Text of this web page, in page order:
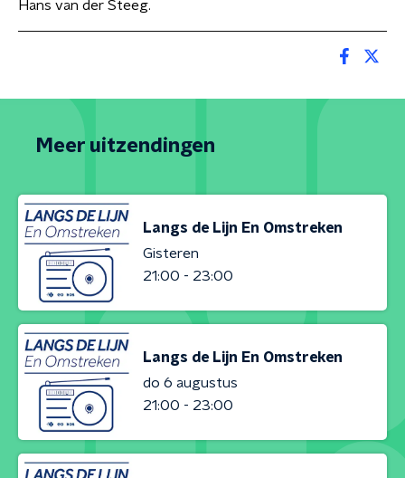
Hans van der Steeg.
Meer uitzendingen
Langs de Lijn En Omstreken
Gisteren
21:00 - 23:00
Langs de Lijn En Omstreken
do 6 augustus
21:00 - 23:00